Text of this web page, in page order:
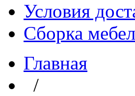
Условия
Сборка
Главная
/